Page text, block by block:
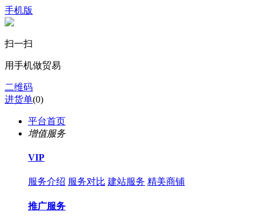
手机版
扫一扫
用手机做贸易
二维码
进货单(0)
平台首页
增值服务
VIP
服务介绍 服务对比 建站服务 精美商铺
推广服务